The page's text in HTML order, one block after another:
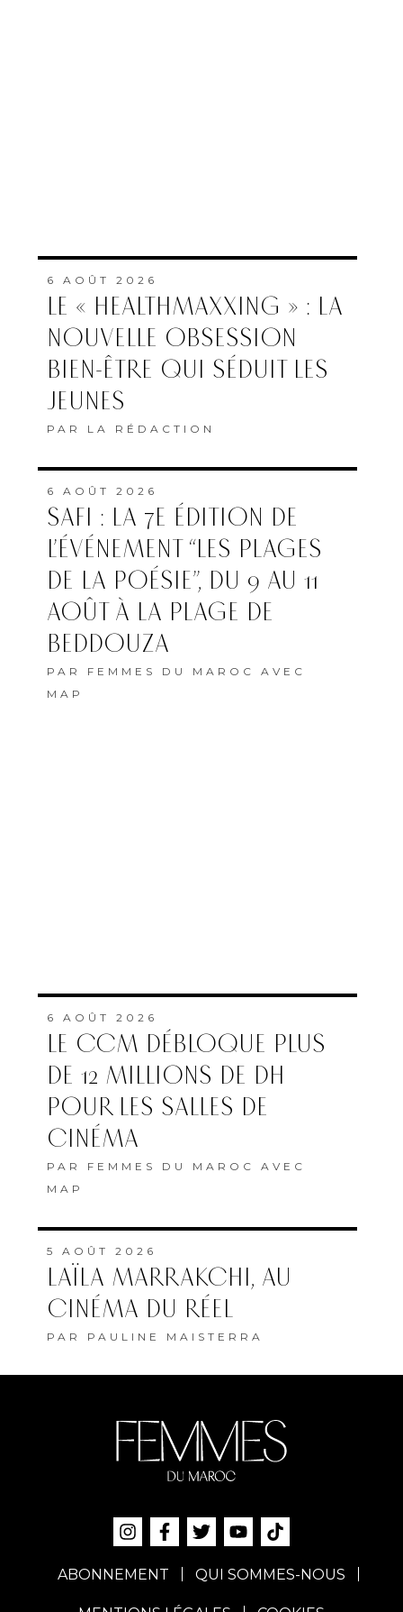
6 AOÛT 2026
LE « HEALTHMAXXING » : LA
NOUVELLE OBSESSION
BIEN-ÊTRE QUI SÉDUIT LES
JEUNES
PAR LA RÉDACTION
6 AOÛT 2026
SAFI : LA 7E ÉDITION DE
L’ÉVÉNEMENT “LES PLAGES
DE LA POÉSIE”, DU 9 AU 11
AOÛT À LA PLAGE DE
BEDDOUZA
PAR FEMMES DU MAROC AVEC
MAP
6 AOÛT 2026
LE CCM DÉBLOQUE PLUS
DE 12 MILLIONS DE DH
POUR LES SALLES DE
CINÉMA
PAR FEMMES DU MAROC AVEC
MAP
5 AOÛT 2026
LAÏLA MARRAKCHI, AU
CINÉMA DU RÉEL
PAR PAULINE MAISTERRA
ABONNEMENT QUI SOMMES-NOUS